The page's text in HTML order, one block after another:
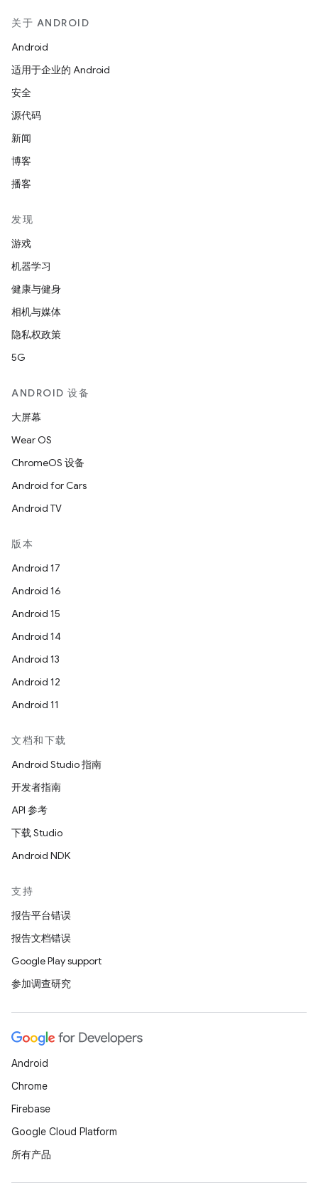
关于 ANDROID
Android
适用于企业的 Android
安全
源代码
新闻
博客
播客
发现
游戏
机器学习
健康与健身
相机与媒体
隐私权政策
5G
ANDROID 设备
大屏幕
Wear OS
ChromeOS 设备
Android for Cars
Android TV
版本
Android 17
Android 16
Android 15
Android 14
Android 13
Android 12
Android 11
文档和下载
Android Studio 指南
开发者指南
API 参考
下载 Studio
Android NDK
支持
报告平台错误
报告文档错误
Google Play support
参加调查研究
Android
Chrome
Firebase
Google Cloud Platform
所有产品